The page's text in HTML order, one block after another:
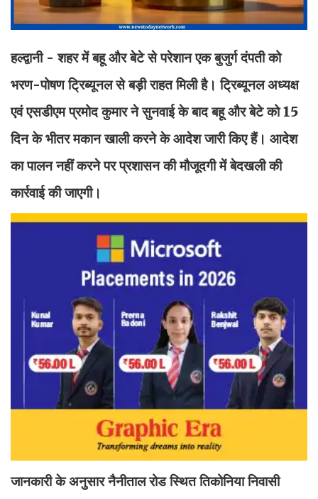
हल्द्वानी - शहर में बहू और बेटे से परेशान एक बुजुर्ग दंपती को
भरण-पोषण ट्रिब्यूनल से बड़ी राहत मिली है। ट्रिब्यूनल अध्यक्ष
एवं एसडीएम प्रमोद कुमार ने सुनवाई के बाद बहू और बेटे को 15
दिन के भीतर मकान खाली करने के आदेश जारी किए हैं। आदेश
का पालन नहीं करने पर प्रशासन की मौजूदगी में बेदखली की
कार्रवाई की जाएगी।
जानकारी के अनुसार नैनीताल रोड स्थित तिकोनिया निवासी